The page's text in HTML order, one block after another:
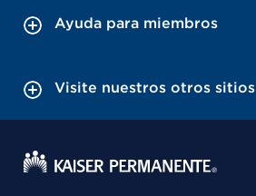
Ayuda para miembros
Visite nuestros otros sitios